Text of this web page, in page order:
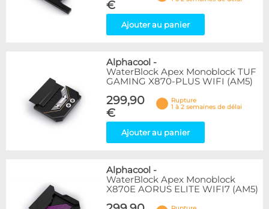
€
Ajouter au panier
Alphacool -
WaterBlock Apex Monoblock TUF
GAMING X870-PLUS WIFI (AM5)
299,90
€
Rupture
1 à 2 semaines de délai
Ajouter au panier
Alphacool -
WaterBlock Apex Monoblock
X870E AORUS ELITE WIFI7 (AM5)